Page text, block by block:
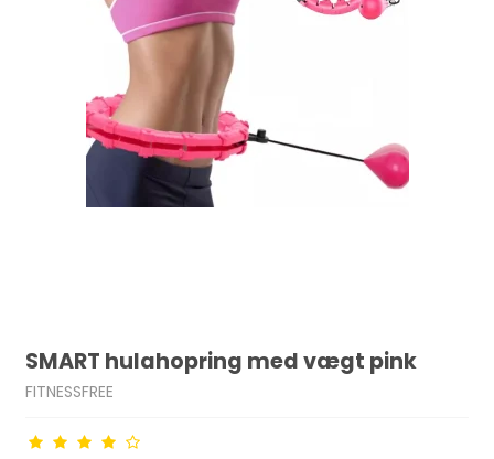
SMART hulahopring med vægt pink
FITNESSFREE